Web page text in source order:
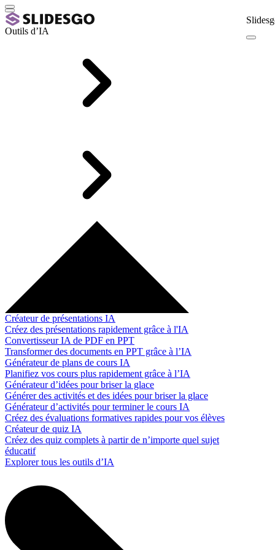
Outils d’IA
Créateur de présentations IA
Créez des présentations rapidement grâce à l'IA
Convertisseur IA de PDF en PPT
Transformer des documents en PPT grâce à l’IA
Générateur de plans de cours IA
Planifiez vos cours plus rapidement grâce à l’IA
Générateur d’idées pour briser la glace
Générer des activités et des idées pour briser la glace
Générateur d’activités pour terminer le cours IA
Créez des évaluations formatives rapides pour vos élèves
Créateur de quiz IA
Créez des quiz complets à partir de n’importe quel sujet
éducatif
Explorer tous les outils d’IA